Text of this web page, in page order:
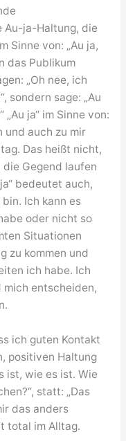
Au-ja-Haltung, die
Sinne von: „Au ja,
das Publikum
„Oh nee, ich
sondern sage: „Au
ja“ im Sinne von:
und auch zu mir
Das heißt nicht,
Gegend laufen
bedeutet auch,
Ich kann es
oder nicht so
Situationen
zu kommen und
ich habe. Ich
mich entscheiden,
ich guten Kontakt
positiven Haltung
ist, wie es ist. Wie
statt: „Das
das anders
total im Alltag.